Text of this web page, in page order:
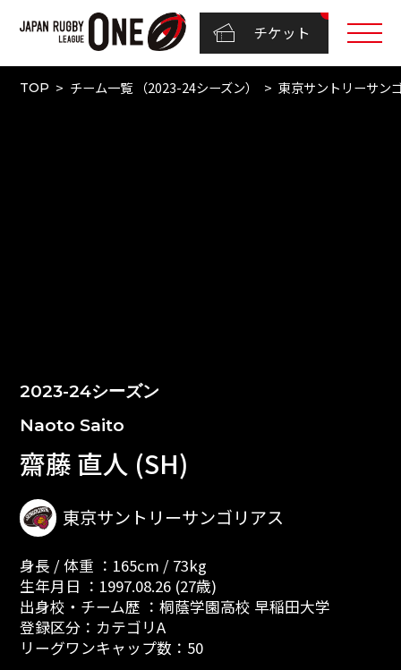
チケット
TOP チーム一覧 （2023-24シーズン） 東京サントリーサン
2023-24シーズン
Naoto Saito
齋藤 直人 (SH)
東京サントリーサンゴリアス
身長 / 体重 ：165cm / 73kg
生年月日 ：1997.08.26 (27歳)
出身校・チーム歴 ：桐蔭学園高校 早稲田大学
登録区分：カテゴリA
リーグワンキャップ数：50